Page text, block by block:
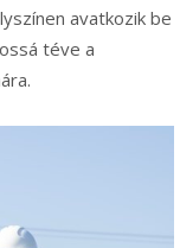
avatkozik be
téve a